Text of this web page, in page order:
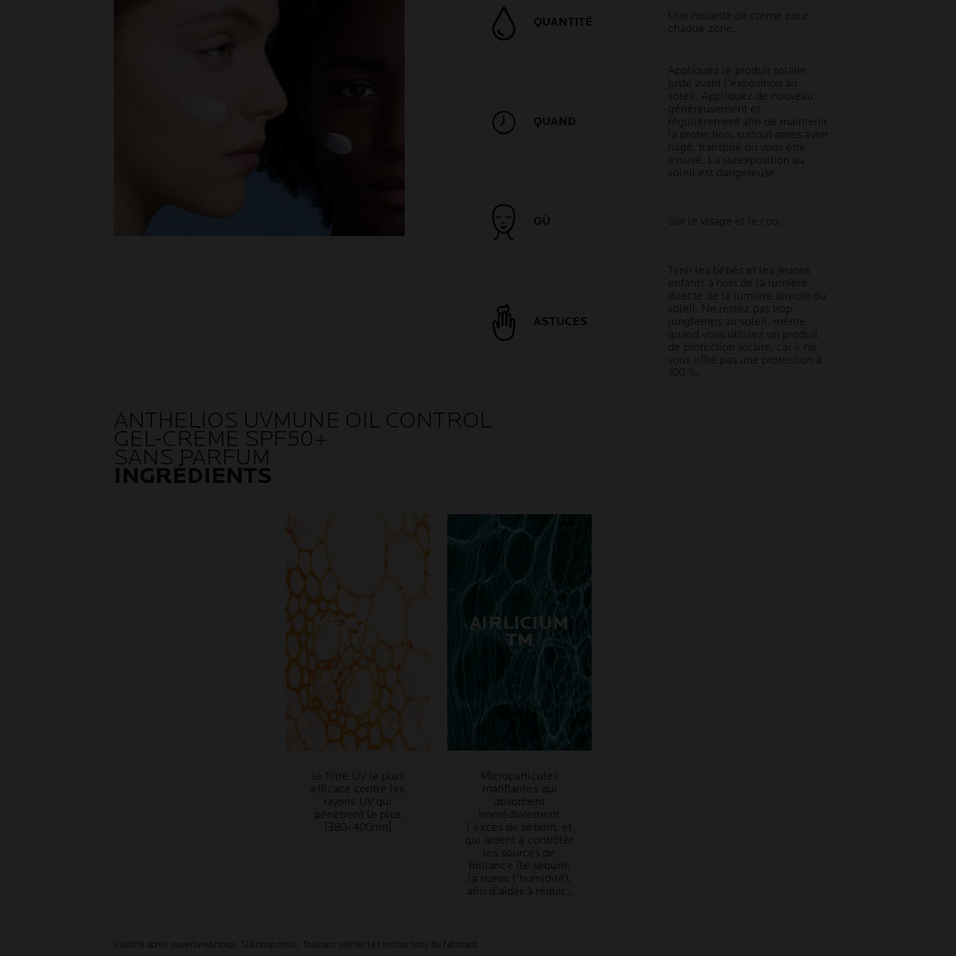
QUANTITÉ
Une noisette de crème pour
chaque zone.
QUAND
Appliquez le produit solaire
juste avant l'exposition au
soleil. Appliquez de nouveau
généreusement et
régulièrement afin de maintenir
la protection, surtout après avoir
nagé, transpiré ou vous être
essuyé. La surexposition au
soleil est dangereuse.
OÙ Sur le visage et le cou.
ASTUCES
Tenir les bébés et les jeunes
enfants à hors de la lumière
directe de la lumière directe du
soleil. Ne restez pas trop
longtemps au soleil, même
quand vous utilisez un produit
de protection solaire, car il ne
vous offre pas une protection à
100 %.
ANTHELIOS UVMUNE OIL CONTROL
GEL-CRÈME SPF50+
SANS PARFUM
INGRÉDIENTS
MEXORYL
400
le filtre UV le plus
efficace contre les
rayons UV qui
pénètrent le plus
[380-400nm]
AIRLICIUM
TM
Microparticules
matifiantes qui
absorbent
immédiatement
l’excès de sébum, et
qui aident à contrôler
les sources de
brillance (le sébum,
la sueur, l’humidité),
afin d’aider à réduire
Validité après ouverture&nbsp;: 12&nbsp;mois. Toujours vérifier les instructions du fabricant.